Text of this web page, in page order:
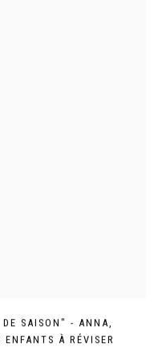
DE SAISON" - ANNA,
ENFANTS À RÉVISER